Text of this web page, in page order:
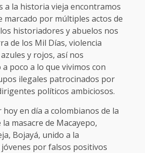
a la historia vieja encontramos
marcado por múltiples actos de
historiadores y abuelos nos
de los Mil Días, violencia
y rojos, así nos
poco a lo que vivimos con
ilegales patrocinados por
políticos ambiciosos.
hoy en día a colombianos de la
masacre de Macayepo,
Bojayá, unido a la
por falsos positivos